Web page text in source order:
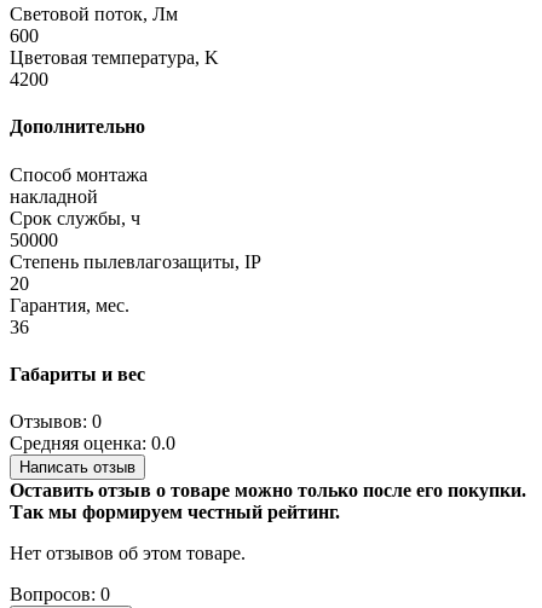
Световой поток, Лм
600
Цветовая температура, K
4200
Дополнительно
Способ монтажа
накладной
Срок службы, ч
50000
Степень пылевлагозащиты, IP
20
Гарантия, мес.
36
Габариты и вес
Отзывов: 0
Средняя оценка: 0.0
Написать отзыв
Оставить отзыв о товаре можно только после его покупки.
Так мы формируем честный рейтинг.
Нет отзывов об этом товаре.
Вопросов: 0